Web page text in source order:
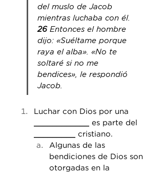
del muslo de Jacob
mientras luchaba con él.
26 Entonces el hombre
dijo: «Suéltame porque
raya el alba». «No te
soltaré si no me
bendices», le respondió
Jacob.
Luchar con Dios por una
es parte del
cristiano.
Algunas de las
bendiciones de Dios son
otorgadas en la